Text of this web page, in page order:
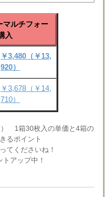
マルチフォー
入
￥3,480（￥13,
920）
￥3,678（￥14,
710）
1箱30枚入の単価と4箱の
るポイント
てくださいね！
トアップ中！